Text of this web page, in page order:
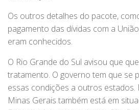
Os outros detalhes do pacote,
pagamento das dívidas com a
eram conhecidos.
O Rio Grande do Sul avisou que
tratamento. O governo tem que se
essas condições a outros estados.
Minas Gerais também está em